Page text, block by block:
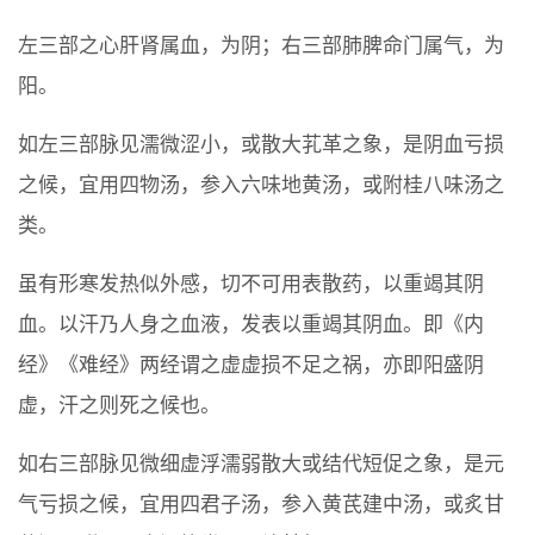
左三部之心肝肾属血，为阴；右三部肺脾命门属气，为
阳。
如左三部脉见濡微涩小，或散大芤革之象，是阴血亏损
之候，宜用四物汤，参入六味地黄汤，或附桂八味汤之
类。
虽有形寒发热似外感，切不可用表散药，以重竭其阴
血。以汗乃人身之血液，发表以重竭其阴血。即《内
经》《难经》两经谓之虚虚损不足之祸，亦即阳盛阴
虚，汗之则死之候也。
如右三部脉见微细虚浮濡弱散大或结代短促之象，是元
气亏损之候，宜用四君子汤，参入黄芪建中汤，或炙甘